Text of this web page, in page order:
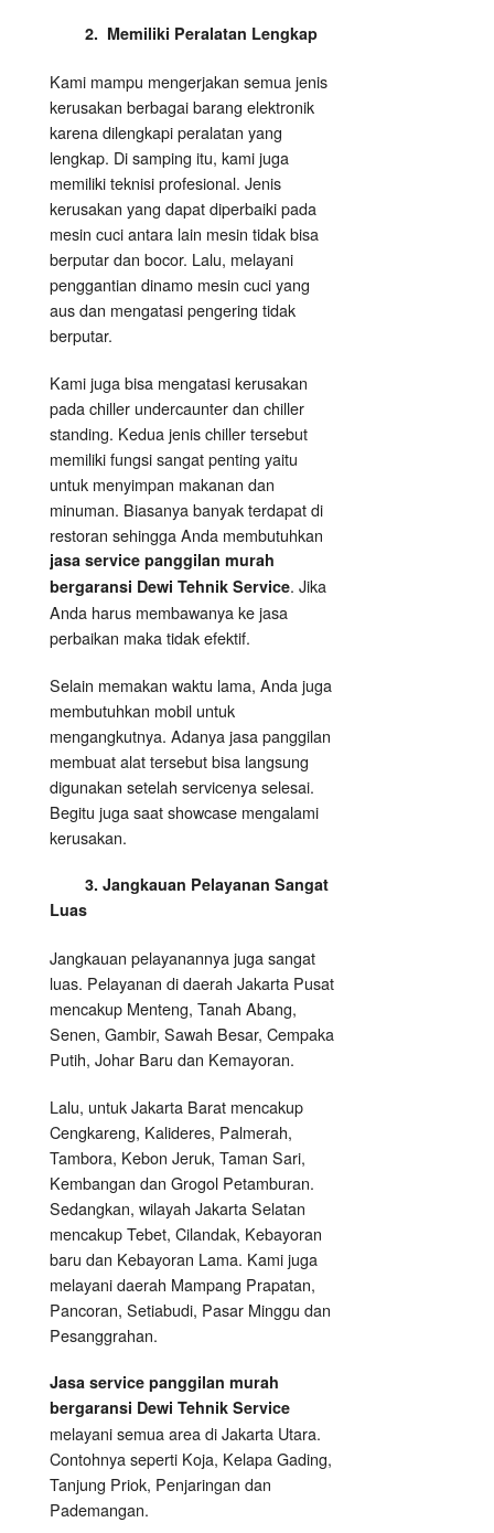
2. Memiliki Peralatan Lengkap
Kami mampu mengerjakan semua jenis
kerusakan berbagai barang elektronik
karena dilengkapi peralatan yang
lengkap. Di samping itu, kami juga
memiliki teknisi profesional. Jenis
kerusakan yang dapat diperbaiki pada
mesin cuci antara lain mesin tidak bisa
berputar dan bocor. Lalu, melayani
penggantian dinamo mesin cuci yang
aus dan mengatasi pengering tidak
berputar.
Kami juga bisa mengatasi kerusakan
pada chiller undercaunter dan chiller
standing. Kedua jenis chiller tersebut
memiliki fungsi sangat penting yaitu
untuk menyimpan makanan dan
minuman. Biasanya banyak terdapat di
restoran sehingga Anda membutuhkan
jasa service panggilan murah
bergaransi Dewi Tehnik Service. Jika
Anda harus membawanya ke jasa
perbaikan maka tidak efektif.
Selain memakan waktu lama, Anda juga
membutuhkan mobil untuk
mengangkutnya. Adanya jasa panggilan
membuat alat tersebut bisa langsung
digunakan setelah servicenya selesai.
Begitu juga saat showcase mengalami
kerusakan.
3. Jangkauan Pelayanan Sangat
Luas
Jangkauan pelayanannya juga sangat
luas. Pelayanan di daerah Jakarta Pusat
mencakup Menteng, Tanah Abang,
Senen, Gambir, Sawah Besar, Cempaka
Putih, Johar Baru dan Kemayoran.
Lalu, untuk Jakarta Barat mencakup
Cengkareng, Kalideres, Palmerah,
Tambora, Kebon Jeruk, Taman Sari,
Kembangan dan Grogol Petamburan.
Sedangkan, wilayah Jakarta Selatan
mencakup Tebet, Cilandak, Kebayoran
baru dan Kebayoran Lama. Kami juga
melayani daerah Mampang Prapatan,
Pancoran, Setiabudi, Pasar Minggu dan
Pesanggrahan.
Jasa service panggilan murah
bergaransi Dewi Tehnik Service
melayani semua area di Jakarta Utara.
Contohnya seperti Koja, Kelapa Gading,
Tanjung Priok, Penjaringan dan
Pademangan.